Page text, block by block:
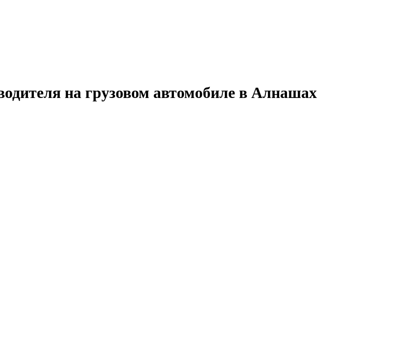
на грузовом автомобиле в Алнашах